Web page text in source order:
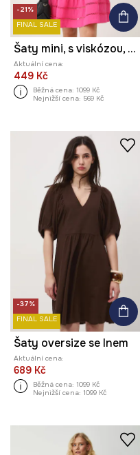
-21%
FINAL SALE
Šaty mini, s viskózou, hladký povrch růžová barva
Aktuální cena:
449 Kč
Běžná cena: 1099 Kč
Nejnižší cena: 569 Kč
-37%
FINAL SALE
Šaty oversize se lnem
Aktuální cena:
689 Kč
Běžná cena: 1099 Kč
Nejnižší cena: 1099 Kč